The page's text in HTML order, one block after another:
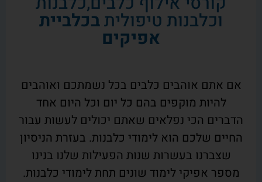
וכלבנות טיפוליתבכלביית
אפיקים
אם אתם אוהבים כלבים בכל נשמתכם ואוהבים
להיות מוקפים בהם כל יום וכל היום אחד
הדברים הכי נפלאים שאתם יכולים לעשות עבור
החיים שלכם הוא לימודי כלבנות. בעזרת הניסיון
שצברנו בעשרות שנות הפעילות שלנו בנינו
מספר אפיקי לימוד שונים תחת לימודי כלבנות.